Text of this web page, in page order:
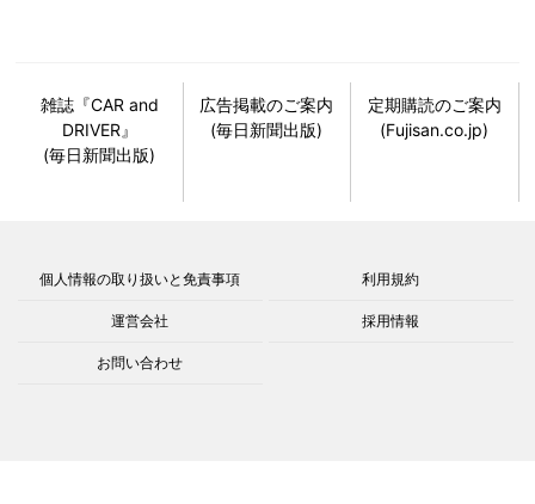
雑誌『CAR and
DRIVER』
(毎日新聞出版)
広告掲載のご案内
(毎日新聞出版)
定期購読のご案内
(Fujisan.co.jp)
個人情報の取り扱いと免責事項 利用規約
運営会社 採用情報
お問い合わせ